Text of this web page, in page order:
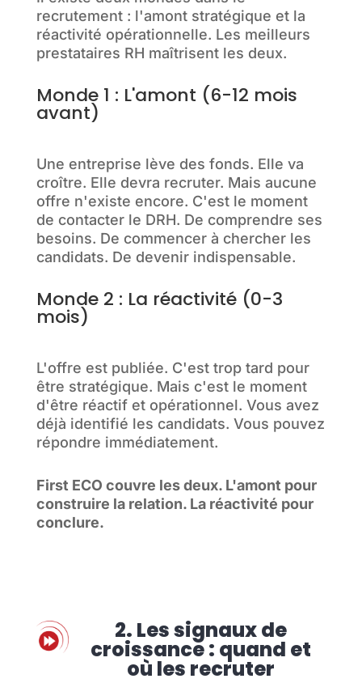
recrutement : l'amont stratégique et la
réactivité opérationnelle. Les meilleurs
prestataires RH maîtrisent les deux.
Monde 1 : L'amont (6-12 mois
avant)
Une entreprise lève des fonds. Elle va
croître. Elle devra recruter. Mais aucune
offre n'existe encore. C'est le moment
de contacter le DRH. De comprendre ses
besoins. De commencer à chercher les
candidats. De devenir indispensable.
Monde 2 : La réactivité (0-3
mois)
L'offre est publiée. C'est trop tard pour
être stratégique. Mais c'est le moment
d'être réactif et opérationnel. Vous avez
déjà identifié les candidats. Vous pouvez
répondre immédiatement.
First ECO couvre les deux. L'amont pour
construire la relation. La réactivité pour
conclure.
2. Les signaux de
croissance : quand et
où les recruter